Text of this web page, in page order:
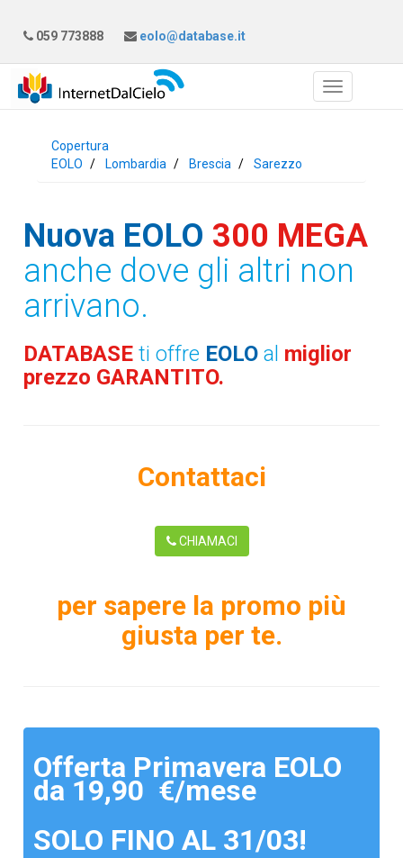
059 773888 eolo@database.it
Copertura
EOLO
Lombardia Brescia Sarezzo
Nuova EOLO 300 MEGA
anche dove gli altri non
arrivano.
DATABASEti offre EOLO al miglior
prezzo GARANTITO.
Contattaci
CHIAMACI
per sapere la promo più
giusta per te.
Offerta Primavera EOLO
da 19,90 €/mese
SOLO FINO AL 31/03!